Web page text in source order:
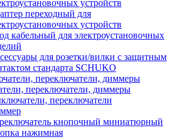
устройств
переходный для
устройств
кабельный для электроустановочных
для розетки/вилки с защитным
стандарта SCHUKO
переключатели, диммеры
переключатели
кнопочный миниатюрный
нажимная